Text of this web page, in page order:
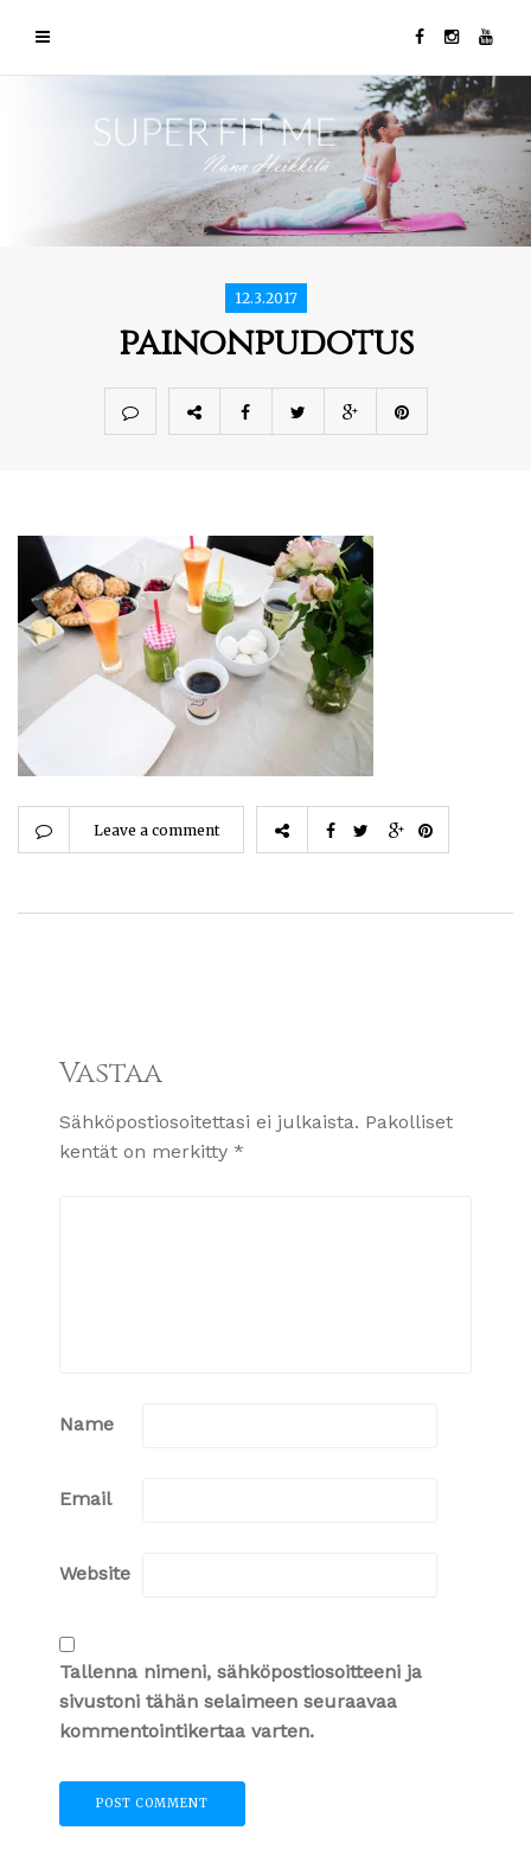
12.3.2017
painonpudotus
Leave a comment
Vastaa
Sähköpostiosoitettasi ei julkaista. Pakolliset
kentät on merkitty *
Name
Email
Website
Tallenna nimeni, sähköpostiosoitteeni ja
sivustoni tähän selaimeen seuraavaa
kommentointikertaa varten.